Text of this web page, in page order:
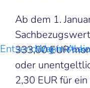
Ab dem 1.
333,00 EUR
oder
2,30 EUR für
Entsendung in
Wann ist